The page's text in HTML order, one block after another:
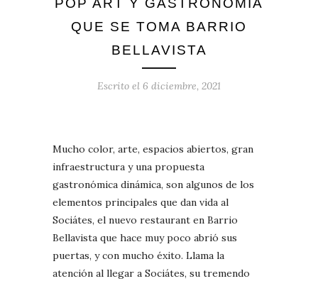
POP ART Y GASTRONOMÍA
QUE SE TOMA BARRIO
BELLAVISTA
Escrito el 6 diciembre, 2021
Mucho color, arte, espacios abiertos, gran
infraestructura y una propuesta
gastronómica dinámica, son algunos de los
elementos principales que dan vida al
Sociátes, el nuevo restaurant en Barrio
Bellavista que hace muy poco abrió sus
puertas, y con mucho éxito. Llama la
atención al llegar a Sociátes, su tremendo